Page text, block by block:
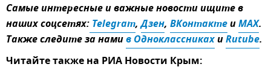
Самые интересные и важные новости ищите в
наших соцсетях: Telegram,Дзен, ВКонтактеиMAX.
Также следите за намив ОдноклассникахиRutube.
Читайте также на РИА Новости Крым: